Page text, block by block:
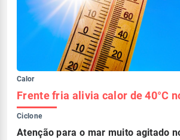
Calor
Frente fria alivia calor de 40°C
Ciclone
Atenção para o mar muito agitado